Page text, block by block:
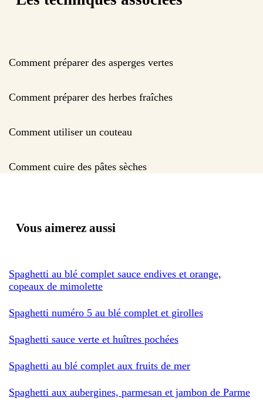
Comment préparer des asperges vertes
Comment préparer des herbes fraîches
Comment utiliser un couteau
Comment cuire des pâtes sèches
Vous aimerez aussi
Spaghetti au blé complet sauce endives et orange,
copeaux de mimolette
Spaghetti numéro 5 au blé complet et girolles
Spaghetti sauce verte et huîtres pochées
Spaghetti au blé complet aux fruits de mer
Spaghetti aux aubergines, parmesan et jambon de Parme